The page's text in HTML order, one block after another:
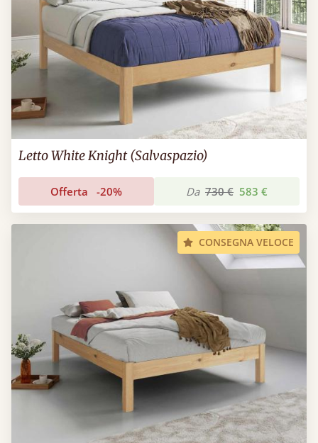
Letto White Knight (Salvaspazio)
Offerta -20% Da 730 € 583 €
CONSEGNA VELOCE